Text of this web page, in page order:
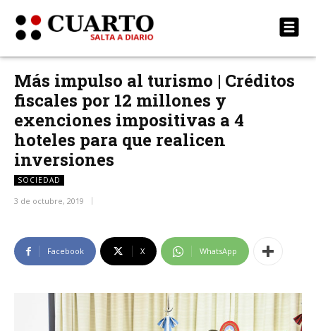
Más impulso al turismo | Créditos
fiscales por 12 millones y
exenciones impositivas a 4
hoteles para que realicen
inversiones
SOCIEDAD
3 de octubre, 2019
Facebook X WhatsApp